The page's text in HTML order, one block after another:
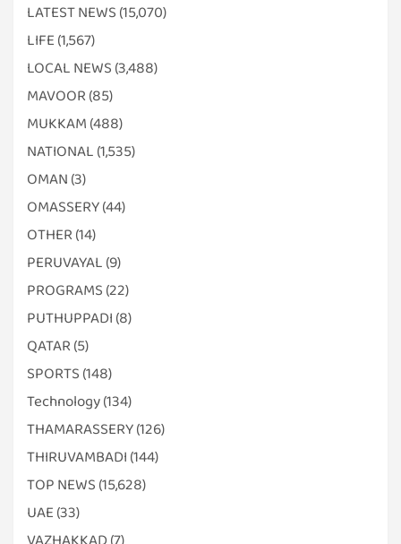
LATEST NEWS (15,070)
LIFE (1,567)
LOCAL NEWS (3,488)
MAVOOR (85)
MUKKAM (488)
NATIONAL (1,535)
OMAN (3)
OMASSERY(44)
OTHER (14)
PERUVAYAL (9)
PROGRAMS (22)
PUTHUPPADI (8)
QATAR (5)
SPORTS (148)
Technology(134)
THAMARASSERY(126)
THIRUVAMBADI (144)
TOP NEWS (15,628)
UAE (33)